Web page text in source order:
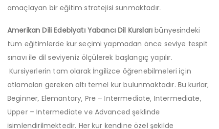
amaçlayan bir eğitim stratejisi sunmaktadır.
Amerikan Dili Edebiyatı Yabancı Dil Kurslarıbünyesindeki
tüm eğitimlerde kur seçimi yapmadan önce seviye tespit
sınavı ile dil seviyeniz ölçülerek başlangıç yapılır.
Kursiyerlerin tam olarak İngilizce öğrenebilmeleri için
atlamaları gereken altı temel kur bulunmaktadır. Bu kurlar;
Beginner, Elemantary, Pre – Intermediate, Intermediate,
Upper – Intermediate ve Advanced şeklinde
isimlendirilmektedir. Her kur kendine özel şekilde